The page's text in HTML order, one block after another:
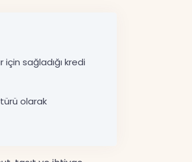
sağladığı kredi
olarak